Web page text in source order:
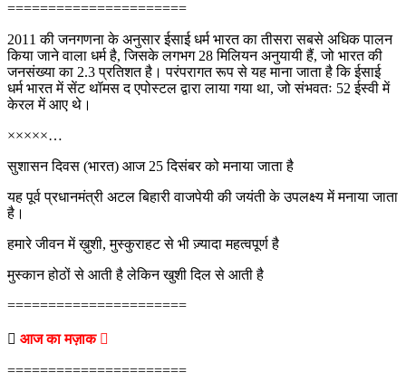
======================
2011 की जनगणना के अनुसार ईसाई धर्म भारत का तीसरा सबसे अधिक पालन
किया जाने वाला धर्म है, जिसके लगभग 28 मिलियन अनुयायी हैं, जो भारत की
जनसंख्या का 2.3 प्रतिशत है। परंपरागत रूप से यह माना जाता है कि ईसाई
धर्म भारत में सेंट थॉमस द एपोस्टल द्वारा लाया गया था, जो संभवतः 52 ईस्वी में
केरल में आए थे।
×××××…
सुशासन दिवस (भारत) आज 25 दिसंबर को मनाया जाता है
यह पूर्व प्रधानमंत्री अटल बिहारी वाजपेयी की जयंती के उपलक्ष्य में मनाया जाता
है।
हमारे जीवन में ख़ुशी, मुस्कुराहट से भी ज़्यादा महत्वपूर्ण है
मुस्कान होठों से आती है लेकिन खुशी दिल से आती है
======================
 आज का मज़ाक 
======================